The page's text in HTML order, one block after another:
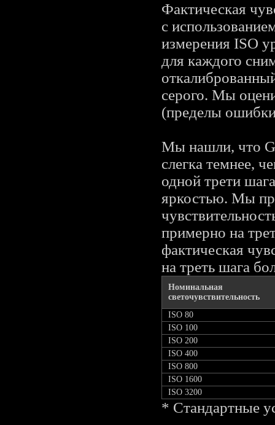
Фактическая
с
измерения ISO
для каждого
серого. Мы
(пределы
Мы нашли, что
слегка темнее,
одной трети
яркостью. Мы
примерно на
фактическая
на треть шага
Номинальная
светочувствительность
ISO 80
ISO 100
ISO 200
ISO 400
ISO 800
ISO 1600
ISO 3200
* Стандартные